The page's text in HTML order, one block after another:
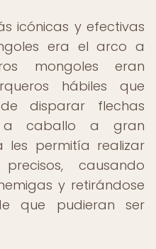
icónicas y efectivas
era el arco a
mongoles eran
hábiles que
disparar flechas
a caballo a gran
les permitía realizar
causando
y retirándose
que pudieran ser